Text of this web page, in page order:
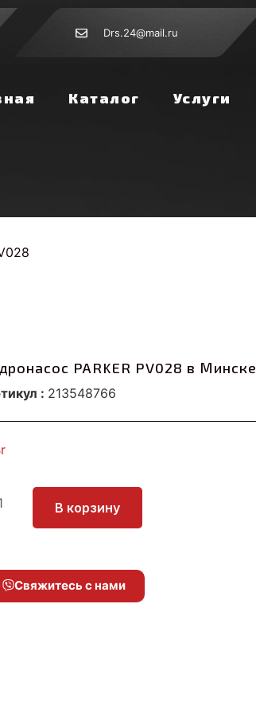
Drs.24@mail.ru
Каталог Услуги
PARKER PV028 в Минске
: 213548766
В корзину
Свяжитесь с нами